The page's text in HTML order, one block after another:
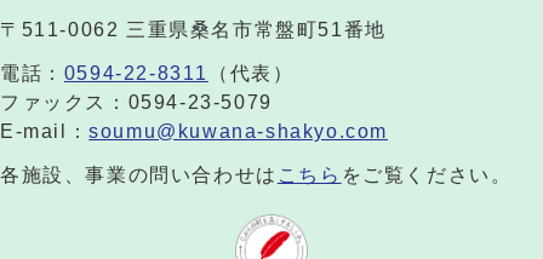
〒511-0062 三重県桑名市常盤町51番地
電話： 0594-22-8311
（代表）
ファックス：0594-23-5079
E-mail：soumu@kuwana-shakyo.com
各施設、事業の問い合わせは こちら をご覧ください。